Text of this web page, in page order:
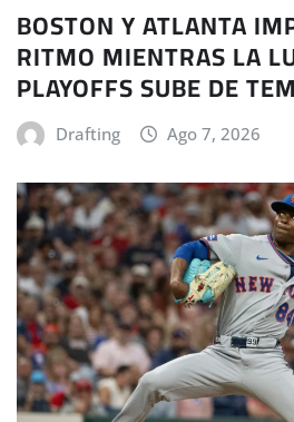
BOSTON Y ATLANTA
RITMO MIENTRAS LA
PLAYOFFS SUBE DE
Drafting Ago 7, 2026